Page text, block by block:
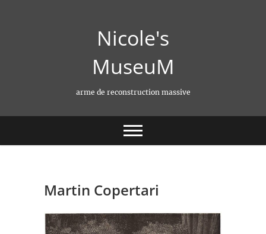
Nicole's
MuseuM
arme de reconstruction massive
Martin Copertari